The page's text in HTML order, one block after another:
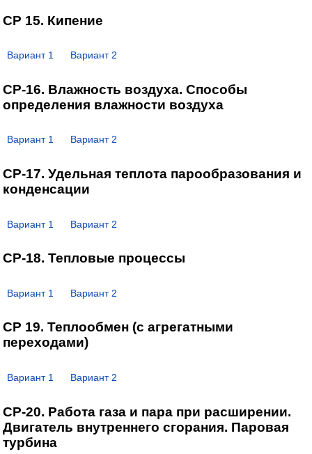
СР 15. Кипение
Вариант 1 Вариант 2
СР-16. Влажность воздуха. Способы
определения влажности воздуха
Вариант 1 Вариант 2
СР-17. Удельная теплота парообразования и
конденсации
Вариант 1 Вариант 2
СР-18. Тепловые процессы
Вариант 1 Вариант 2
СР 19. Теплообмен (с агрегатными
переходами)
Вариант 1 Вариант 2
СР-20. Работа газа и пара при расширении.
Двигатель внутреннего сгорания. Паровая
турбина